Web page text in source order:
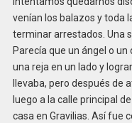
venían los balazos y toda
terminar arrestados. Una
Parecía que un ángel o
una reja en un lado y
llevaba, pero después de
luego a la calle principal
casa en Gravilias. Así fue